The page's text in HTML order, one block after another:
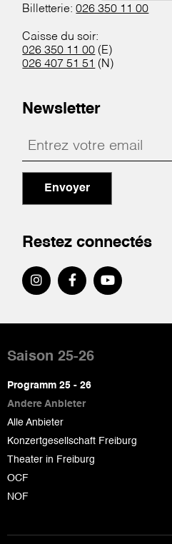
Billetterie:026 350 11 00
Caisse du soir:
026 350 11 00 (E)
026 407 51 51 (N)
Newsletter
Envoyer
Restez connectés
de
page
Saison 25-26
Programm 25 - 26
Andere Anbieter
Alle Anbieter
Konzertgesellschaft Freiburg
Theater in Freiburg
OCF
NOF